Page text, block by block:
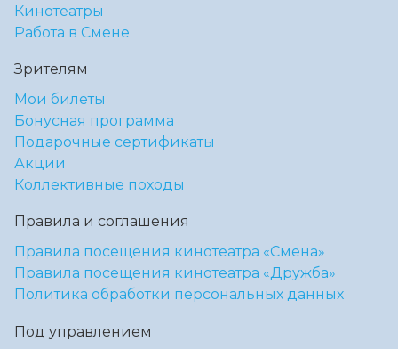
Кинотеатры
Работа в Смене
Зрителям
Мои билеты
Бонусная программа
Подарочные сертификаты
Акции
Коллективные походы
Правила и соглашения
Правила посещения кинотеатра «Смена»
Правила посещения кинотеатра «Дружба»
Политика обработки персональных данных
Под управлением